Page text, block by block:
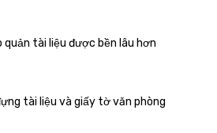
tài liệu được bền lâu hơn
tài liệu và giấy tờ văn phòng